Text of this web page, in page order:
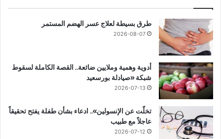
طرق بسيطة لعلاج عسر الهضم المستمر
2026-08-07
أدوية وهمية وملايين ضائعة.. القصة الكاملة لسقوط
شبكة «صيادلة بورسعيد
2026-07-13
تخلّت عن الإنسولين».. ادعاء بشأن طفلة يفتح تحقيقاً
عاجلاً مع طبيب
2026-07-12